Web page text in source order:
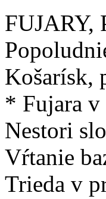
FUJARY,
Košarísk,
* Fujara v
Nestori
Vŕtanie
Trieda v